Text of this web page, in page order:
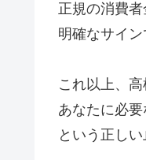
正規の消費
明確なサイン
これ以上、
あなたに必
という正しい